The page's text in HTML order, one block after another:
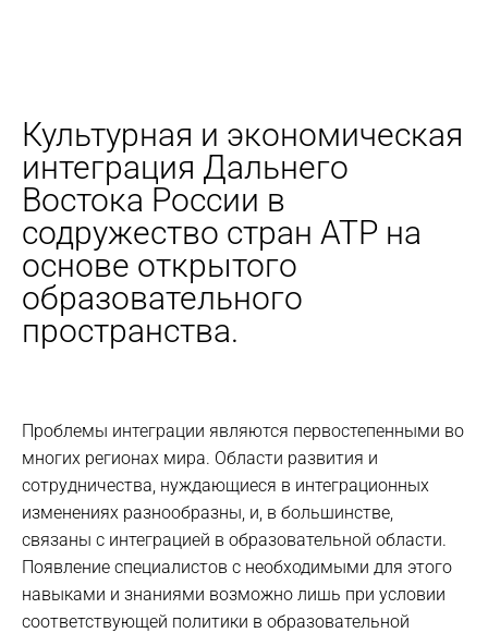
Культурная и экономическая
интеграция Дальнего
Востока России в
содружество стран АТР на
основе открытого
образовательного
пространства.
Проблемы интеграции являются первостепенными во
многих регионах мира. Области развития и
сотрудничества, нуждающиеся в интеграционных
изменениях разнообразны, и, в большинстве,
связаны с интеграцией в образовательной области.
Появление специалистов с необходимыми для этого
навыками и знаниями возможно лишь при условии
соответствующей политики в образовательной